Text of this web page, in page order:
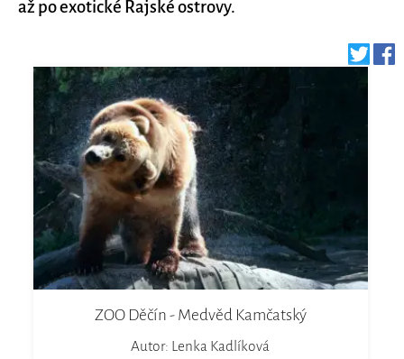
až po exotické Rajské ostrovy.
ZOO Děčín - Medvěd Kamčatský
Autor: Lenka Kadlíková